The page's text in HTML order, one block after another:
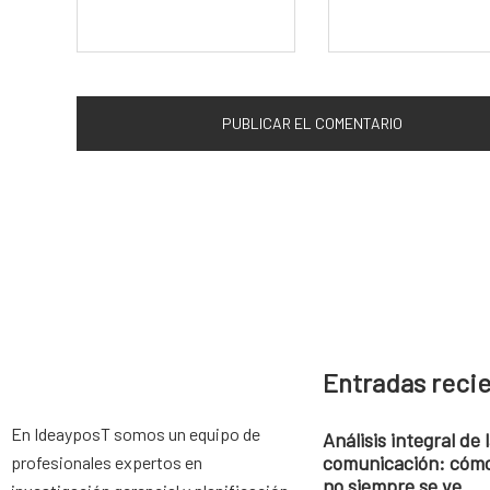
En IdeayposT somos un equipo de
profesionales expertos en
Entradas
Análisis integral de
comunicación: